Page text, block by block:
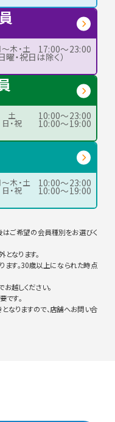
木・土 17:00〜23:00
曜・祝日は除く）
土 10:00〜23:00
日・祝 10:00〜19:00
木・土 10:00〜23:00
日・祝 10:00〜19:00
ご希望の会員種別をお選びく
なります。
す。30歳以上になられた時点
越しください。
です。
なりますので、店舗へお問い合